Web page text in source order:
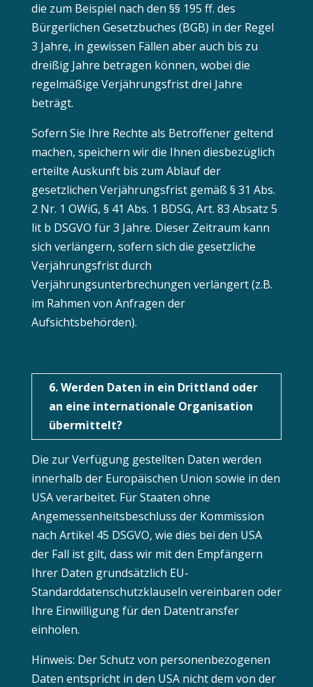
die zum Beispiel nach den §§ 195 ff. des
Bürgerlichen Gesetzbuches (BGB) in der Regel
3 Jahre, in gewissen Fällen aber auch bis zu
dreißig Jahre betragen können, wobei die
regelmäßige Verjährungsfrist drei Jahre
beträgt.
Sofern Sie Ihre Rechte als Betroffener geltend
machen, speichern wir die Ihnen diesbezüglich
erteilte Auskunft bis zum Ablauf der
gesetzlichen Verjährungsfrist gemäß § 31 Abs.
2 Nr. 1 OWiG, § 41 Abs. 1 BDSG, Art. 83 Absatz 5
lit b DSGVO für 3 Jahre. Dieser Zeitraum kann
sich verlängern, sofern sich die gesetzliche
Verjährungsfrist durch
Verjährungsunterbrechungen verlängert (z.B.
im Rahmen von Anfragen der
Aufsichtsbehörden).
6. Werden Daten in ein Drittland oder
an eine internationale Organisation
übermittelt?
Die zur Verfügung gestellten Daten werden
innerhalb der Europäischen Union sowie in den
USA verarbeitet. Für Staaten ohne
Angemessenheitsbeschluss der Kommission
nach Artikel 45 DSGVO, wie dies bei den USA
der Fall ist gilt, dass wir mit den Empfängern
Ihrer Daten grundsätzlich EU-
Standarddatenschutzklauseln vereinbaren oder
Ihre Einwilligung für den Datentransfer
einholen.
Hinweis: Der Schutz von personenbezogenen
Daten entspricht in den USA nicht dem von der